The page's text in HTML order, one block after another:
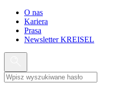
O nas
Kariera
Prasa
Newsletter KREISEL